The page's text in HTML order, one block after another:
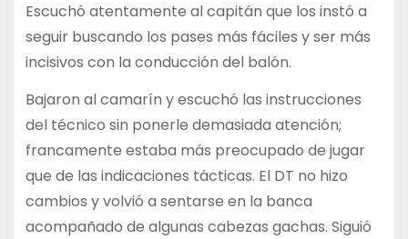
Escuchó atentamente al capitán que los instó a
seguir buscando los pases más fáciles y ser más
incisivos con la conducción del balón.
Bajaron al camarín y escuchó las instrucciones
del técnico sin ponerle demasiada atención;
francamente estaba más preocupado de jugar
que de las indicaciones tácticas. El DT no hizo
cambios y volvió a sentarse en la banca
acompañado de algunas cabezas gachas. Siguió